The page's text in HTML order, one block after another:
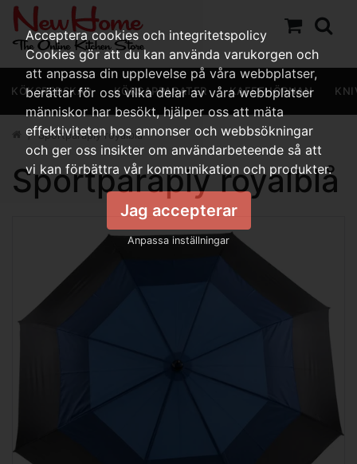
KÖKSREDSKAP KÖKSAPPARATER KAFFEHÖRNAN
Sportparaply royalblå
Sportparaply royalblå
Acceptera cookies och integritetspolicy
Cookies gör att du kan använda varukorgen och
att anpassa din upplevelse på våra webbplatser,
berättar för oss vilka delar av våra webbplatser
människor har besökt, hjälper oss att mäta
effektiviteten hos annonser och webbsökningar
och ger oss insikter om användarbeteende så att
vi kan förbättra vår kommunikation och produkter.
Jag accepterar
Anpassa inställningar